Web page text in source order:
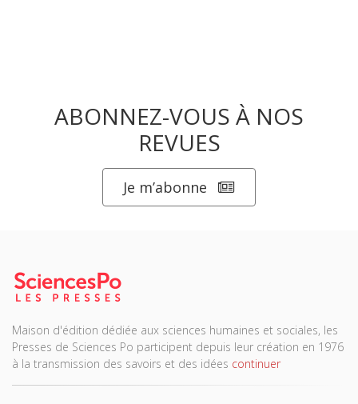
ABONNEZ-VOUS À NOS
REVUES
Je m’abonne
Maison d'édition dédiée aux sciences humaines et sociales, les
Presses de Sciences Po participent depuis leur création en 1976
à la transmission des savoirs et des idées continuer